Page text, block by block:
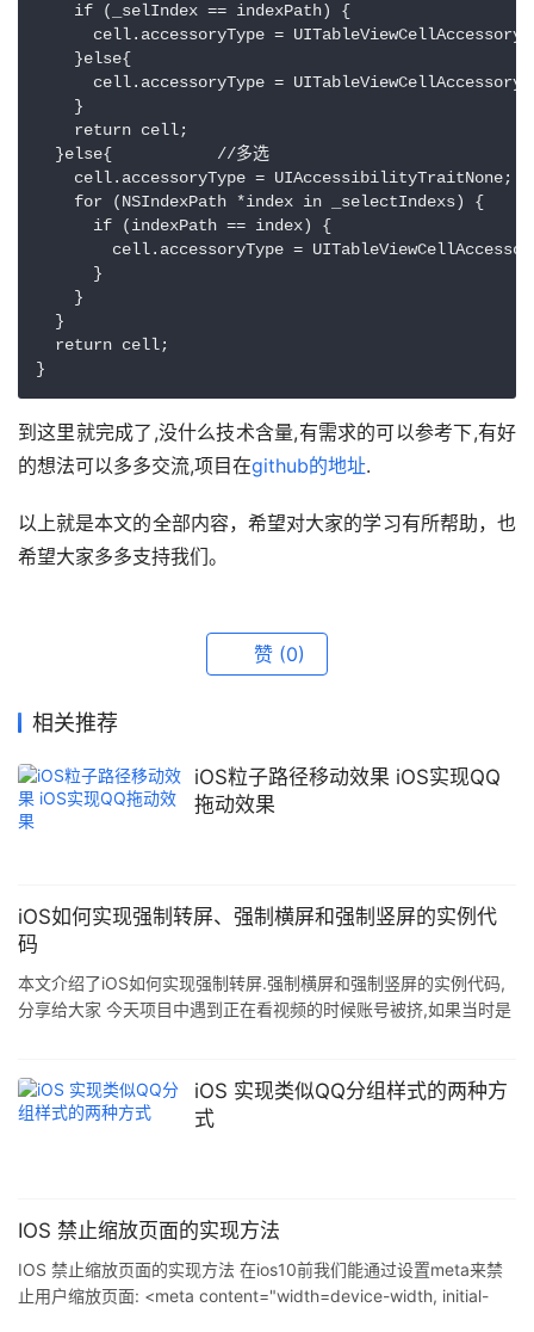
    if (_selIndex == indexPath) {
cell.accessoryType =
    }else{
cell.accessoryType =
    }
    return cell;
  }else{           //多选
    cell.accessoryType = UIAccessibilityTraitNone;
    for (NSIndexPath *index in _selectIndexs) {
      if (indexPath == index) {
cell.accessoryType =
      }
    }
  }
  return cell;
到这里就完成了,没什么技术含量,有需求的可以参考下,有好
的想法可以多多交流,项目在github的地址.
以上就是本文的全部内容，希望对大家的学习有所帮助，也
希望大家多多支持我们。
赞 (0)
相关推荐
iOS粒子路径移动效果 iOS实现QQ
拖动效果
iOS如何实现强制转屏、强制横屏和强制竖屏的实例代
码
本文介绍了iOS如何实现强制转屏.强制横屏和强制竖屏的实例代码,
分享给大家 今天项目中遇到正在看视频的时候账号被挤,如果当时是
interfaceOrientation:UIInterfaceOrientationLandscapeRight]; 强
制竖屏: [self interfaceOrientation:UIInterfaceOrientationPortrait];
iOS 实现类似QQ分组样式的两种方
式
IOS 禁止缩放页面的实现方法
IOS 禁止缩放页面的实现方法 在ios10前我们能通过设置meta来禁
止用户缩放页面: <meta content="width=device-width, initial-